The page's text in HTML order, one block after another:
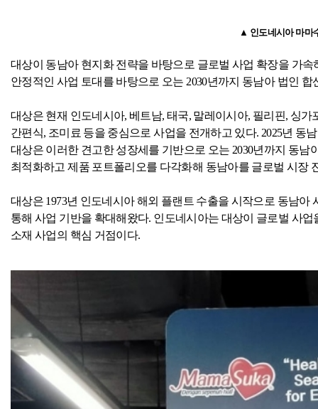
▲ 인도네시아 마마
대상이 동남아 현지화 전략을 바탕으로 글로벌 사업 확장을 가속
안정적인 사업 토대를 바탕으로 오는 2030년까지 동남아 법인 합
대상은 현재 인도네시아, 베트남, 태국, 말레이시아, 필리핀, 싱가
간편식, 조미료 등을 중심으로 사업을 전개하고 있다. 2025년 동
대상은 이러한 견고한 성장세를 기반으로 오는 2030년까지 동남
최적화하고 제품 포트폴리오를 다각화해 동남아를 글로벌 시장
대상은 1973년 인도네시아 해외 플랜트 수출을 시작으로 동남아
통해 사업 기반을 확대해왔다. 인도네시아는 대상이 글로벌 사
소재 사업의 핵심 거점이다.